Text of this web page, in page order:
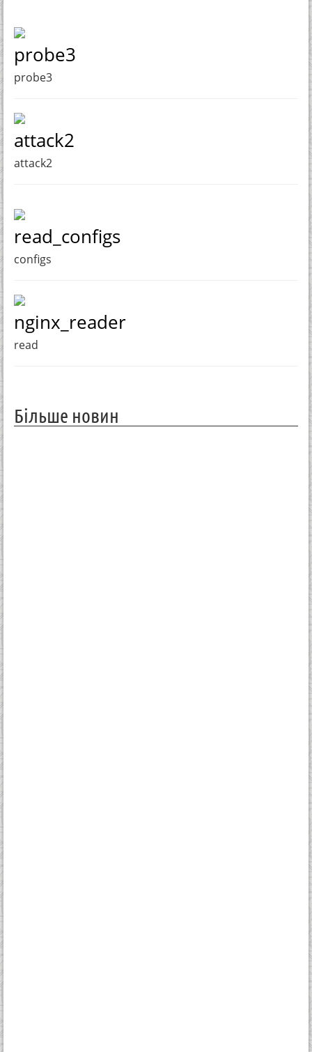
probe3
probe3
attack2
attack2
read_configs
configs
nginx_reader
read
Більше новин